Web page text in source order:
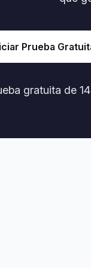
Prueba
gratuita de